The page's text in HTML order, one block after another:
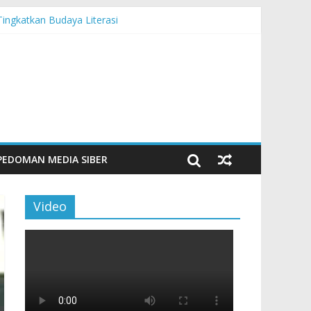
Budaya Literasi
MEDIA SIBER
Video